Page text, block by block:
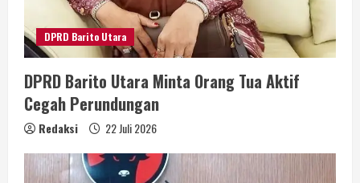
DPRD Barito Utara
DPRD Barito Utara Minta Orang Tua Aktif
Cegah Perundungan
Redaksi 22 Juli 2026